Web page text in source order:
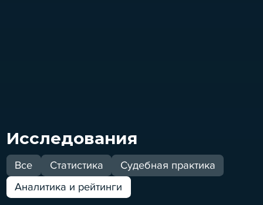
Исследования
Все Статистика
Судебная практика
Аналитика и рейтинги